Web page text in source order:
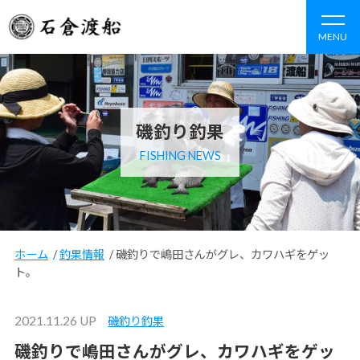
MENU
磯釣り釣果
FISHING NEWS
ホーム /釣果情報 /磯釣りで嶋田さんがグレ、カワハギをゲッ
ト。
2021.11.26 UP 磯釣り釣果
磯釣りで嶋田さんがグレ、カワハギをゲッ